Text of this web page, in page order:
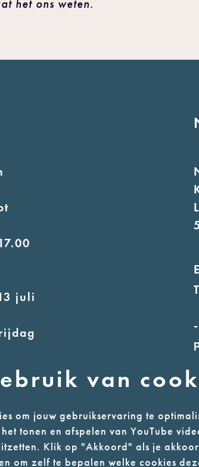
het ons weten.
van
om jouw gebruikservaring te
tonen en afspelen van YouTube
Klik op "Akkoord" als je
om zelf te bepalen welke cookies
juli
Colofon